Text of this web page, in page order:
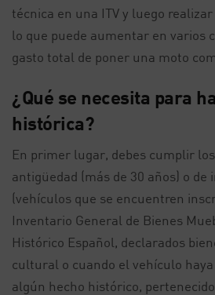
técnica en una ITV y luego
lo que puede aumentar en varios
gasto total de poner una moto
¿Qué se necesita para
histórica?
En primer lugar, debes cumplir
antigüedad (más de 30 años) o de
(vehículos que se encuentren
Inventario General de Bienes
Histórico Español, declarados
cultural o cuando el vehículo
algún hecho histórico,